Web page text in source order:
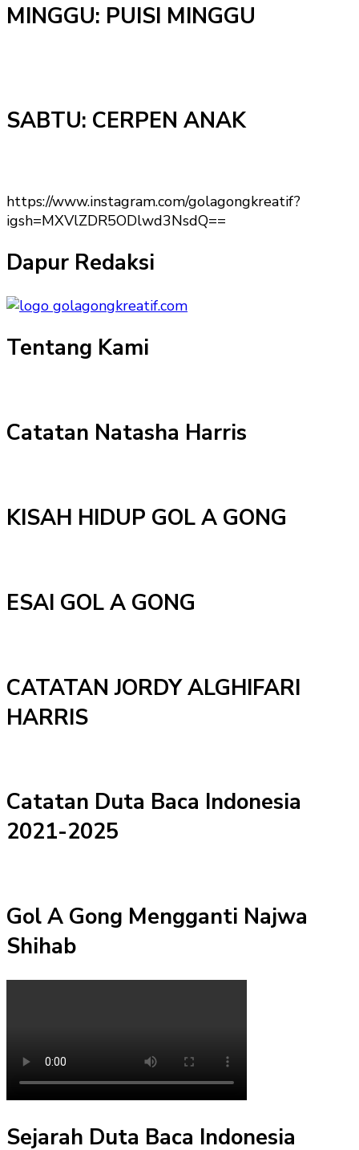
MINGGU: PUISI MINGGU
SABTU: CERPEN ANAK
https://www.instagram.com/golagongkreatif?
igsh=MXVlZDR5ODlwd3NsdQ==
Dapur Redaksi
Tentang Kami
Catatan Natasha Harris
KISAH HIDUP GOL A GONG
ESAI GOL A GONG
CATATAN JORDY ALGHIFARI
HARRIS
Catatan Duta Baca Indonesia
2021-2025
Gol A Gong Mengganti Najwa
Shihab
Sejarah Duta Baca Indonesia